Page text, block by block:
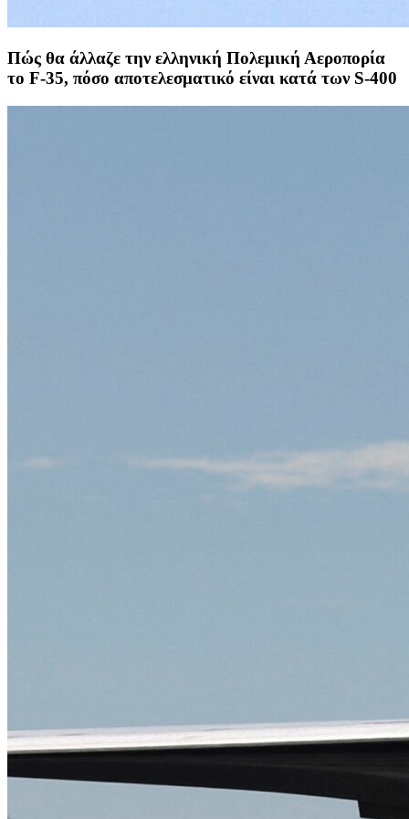
Πώς θα άλλαζε την ελληνική Πολεμική Αεροπορία
το F-35, πόσο αποτελεσματικό είναι κατά των S-400